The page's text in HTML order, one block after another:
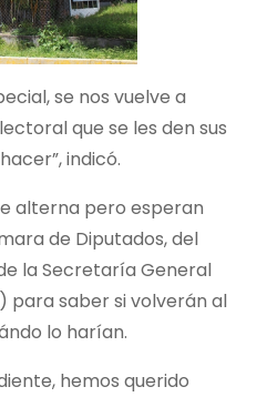
se nos vuelve a
que se les den sus
indicó.
alterna pero esperan
de Diputados, del
la Secretaría General
para saber si volverán al
lo harían.
hemos querido